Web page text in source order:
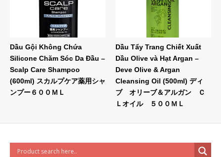
Dầu Gội Không Chứa
Silicone Chăm Sóc Da Đầu –
Scalp Care Shampoo
(600ml) スカルプケア薬用シャ
ンプー６００ＭＬ
Dầu Tẩy Trang Chiết Xuất
Dầu Olive và Hạt Argan –
Deve Olive & Argan
Cleansing Oil (500ml) ディ
ブ オリーブ＆アルガン Ｃ
Ｌオイル ５００ＭＬ